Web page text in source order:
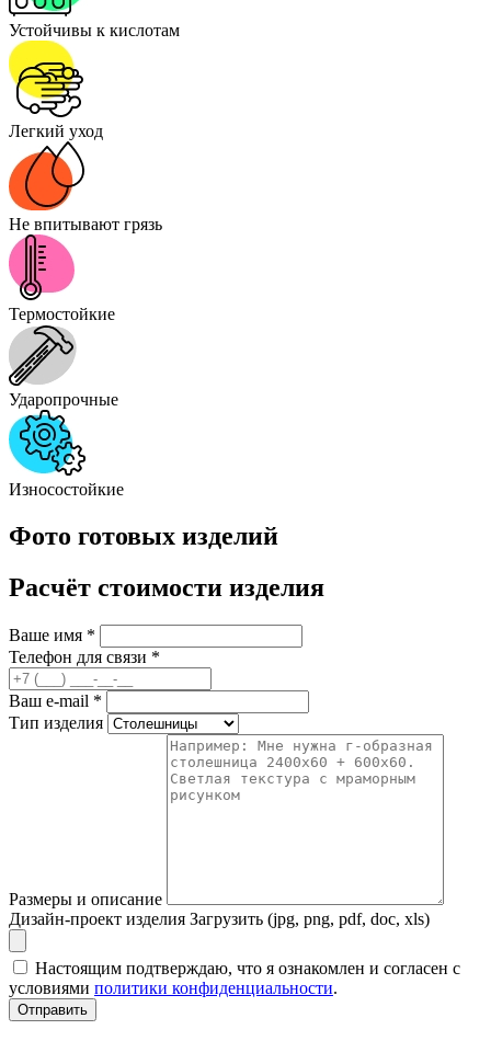
Устойчивы к кислотам
Легкий уход
Не впитывают грязь
Термостойкие
Ударопрочные
Износостойкие
Фото готовых изделий
Расчёт стоимости изделия
Ваше имя *
Телефон для связи *
Ваш e-mail *
Тип изделия
Размеры и описание
Дизайн-проект изделия Загрузить (jpg, png, pdf, doc, xls)
Настоящим подтверждаю, что я ознакомлен и согласен с
условиями политики конфиденциальности.
Отправить